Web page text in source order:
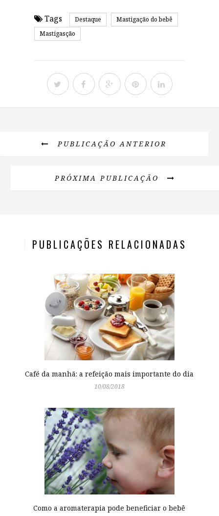
Tags Destaque
Mastigação do bebê
Mastigasção
PUBLICAÇÃO ANTERIOR
PRÓXIMA PUBLICAÇÃO
PUBLICAÇÕES RELACIONADAS
Café da manhã: a refeição mais importante do dia
10/08/2018
Como a aromaterapia pode beneficiar o bebê